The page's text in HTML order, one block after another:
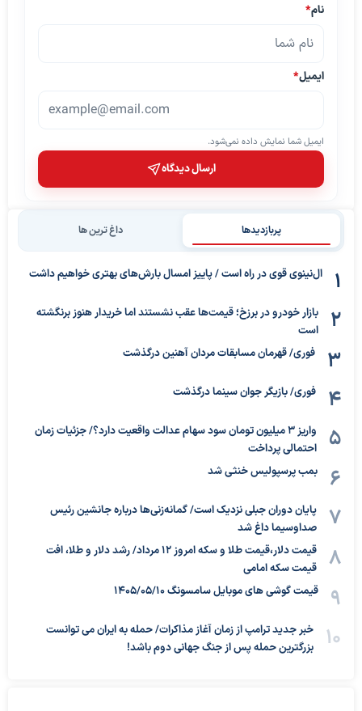
نام*
ایمیل*
ایمیل شما نمایش داده نمی‌شود.
ارسال دیدگاه
پربازدیدها داغ ترین ها
ال‌نینوی قوی در راه است / پاییز امسال بارش‌های بهتری خواهیم داشت
بازار خودرو در برزخ؛ قیمت‌ها عقب نشستند اما خریدار هنوز برنگشته
است
فوری/ قهرمان مسابقات مردان آهنین درگذشت
فوری/ بازیگر جوان سینما درگذشت
واریز ۳ میلیون تومان سود سهام عدالت واقعیت دارد؟/ جزئیات زمان
احتمالی پرداخت
بمب پرسپولیس خنثی شد
پایان دوران جبلی نزدیک است/ گمانه‌زنی‌ها درباره جانشین رئیس
صداوسیما داغ شد
قیمت دلار،قیمت طلا و سکه امروز ۱۲ مرداد/ رشد دلار و طلا، افت
قیمت سکه امامی
قیمت گوشی های موبایل سامسونگ 1405/05/10
خبر جدید ترامپ از زمان آغاز مذاکرات/ حمله به ایران می توانست
بزرگترین حمله پس از جنگ جهانی دوم باشد!